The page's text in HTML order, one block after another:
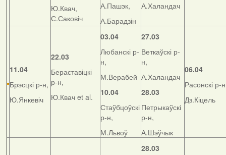
Ю.Квач,
С.Саковіч
А.Пашэк,
А.Барадзін
А.Халандач
11.04
Брэсцкі р-н,
Ю.Янкевіч
22.03
Бераставіцкі
р-н,
Ю.Квач et al.
03.04
Любанскі р-
н,
М.Верабей
10.04
Стаўбцоўскі
р-н,
М.Львоў
27.03
Веткаўскі р-
н,
А.Халандач
28.03
Петрыкаўскі
р-н,
А.Шэўчык
06.04
Расонскі р-
Дз.Кіцель
28.03